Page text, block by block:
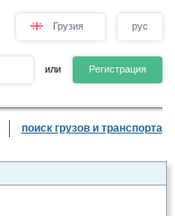
Грузия рус
или Регистрация
поиск грузов и транспорта